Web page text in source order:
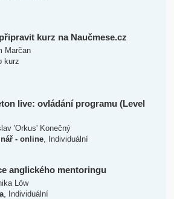
kurz na Naučmese.cz
Marčan
kurz
live: ovládání programu (Level
'Orkus' Konečný
- online, Individuální
anglického mentoringu
Löw
, Individuální